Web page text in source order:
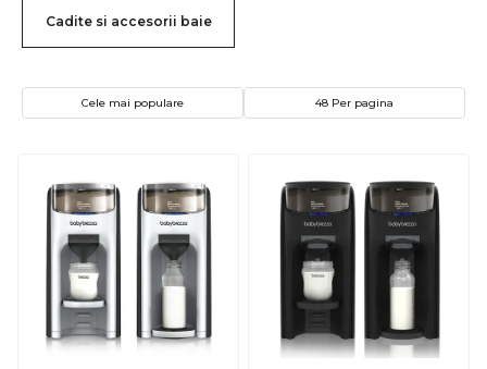
Cadite si accesorii baie
Cele mai populare 48 Per pagina